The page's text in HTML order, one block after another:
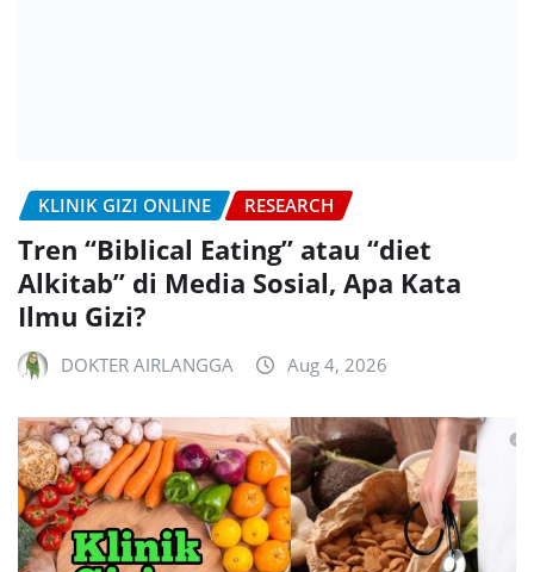
KLINIK GIZI ONLINE RESEARCH
Tren “Biblical Eating” atau “diet
Alkitab” di Media Sosial, Apa Kata
Ilmu Gizi?
DOKTER AIRLANGGA Aug 4, 2026